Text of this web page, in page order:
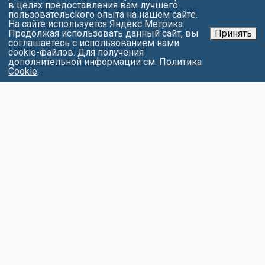
+7 (8552) 32-18-43 ,+7 (8552) 34-04-96
office@chl.ieml.ru
Нашли ошибку? Сообщите нам!
Выделите и нажмите Ctr+Enter
в целях предоставления вам лучшего
пользовательского опыта на нашем сайте.
На сайте используется Яндекс Метрика.
Продолжая использовать данный сайт, вы
соглашаетесь с использованием нами
cookie-файлов. Для получения
дополнительной информации см. Политика
Cookie.
Принять